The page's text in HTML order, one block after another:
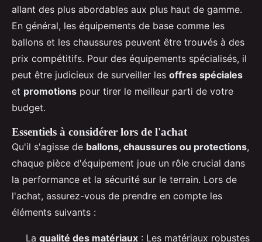
allant des plus abordables aux plus haut de gamme.
En général, les équipements de base comme les
ballons et les chaussures peuvent être trouvés à des
prix compétitifs. Pour des équipements spécialisés, il
peut être judicieux de surveiller les offres spéciales
et promotions pour tirer le meilleur parti de votre
budget.
Essentiels à considérer lors de l'achat
Qu'il s'agisse de ballons, chaussures ou protections,
chaque pièce d'équipement joue un rôle crucial dans
la performance et la sécurité sur le terrain. Lors de
l'achat, assurez-vous de prendre en compte les
éléments suivants :
La qualité des matériaux : Les matériaux robustes